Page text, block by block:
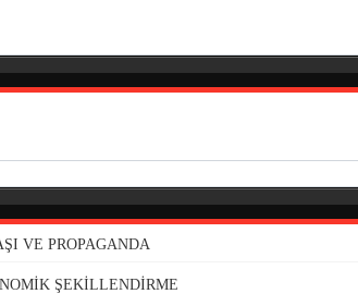
VE PROPAGANDA
ŞEKİLLENDİRME